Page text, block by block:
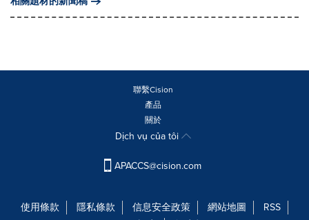
聯繫Cision
產品
關於
Dịch vụ của tôi
APACCS@cision.com
使用條款 隱私條款 信息安全政策 網站地圖
RSS